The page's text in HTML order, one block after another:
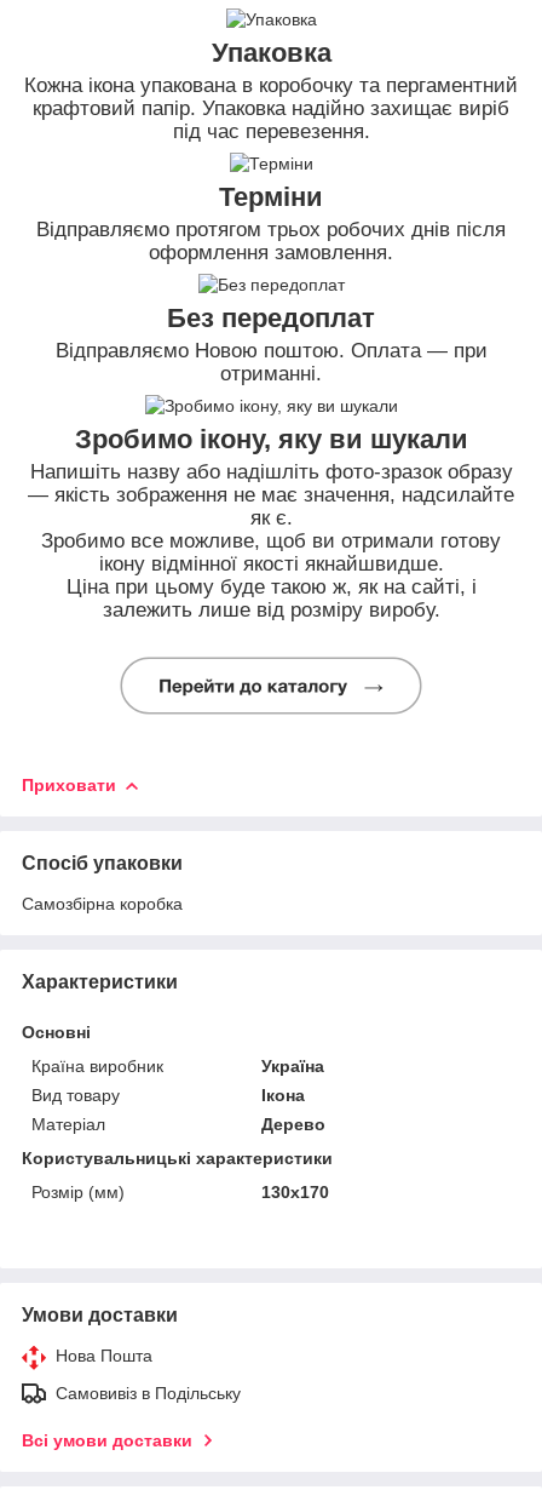
Упаковка
Кожна ікона упакована в коробочку та пергаментний
крафтовий папір. Упаковка надійно захищає виріб
під час перевезення.
Терміни
Відправляємо протягом трьох робочих днів після
оформлення замовлення.
Без передоплат
Відправляємо Новою поштою. Оплата — при
отриманні.
Зробимо ікону, яку ви шукали
Напишіть назву або надішліть фото-зразок образу
— якість зображення не має значення, надсилайте
як є.
Зробимо все можливе, щоб ви отримали готову
ікону відмінної якості якнайшвидше.
Ціна при цьому буде такою ж, як на сайті, і
залежить лише від розміру виробу.
Приховати
Спосіб упаковки
Самозбірна коробка
Характеристики
Основні
Країна виробник
Україна
Вид товару
Ікона
Матеріал
Дерево
Користувальницькі характеристики
Розмір (мм)
130х170
Умови доставки
Нова Пошта
Самовивіз в Подільську
Всі умови доставки